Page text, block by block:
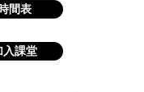
間表
入課堂